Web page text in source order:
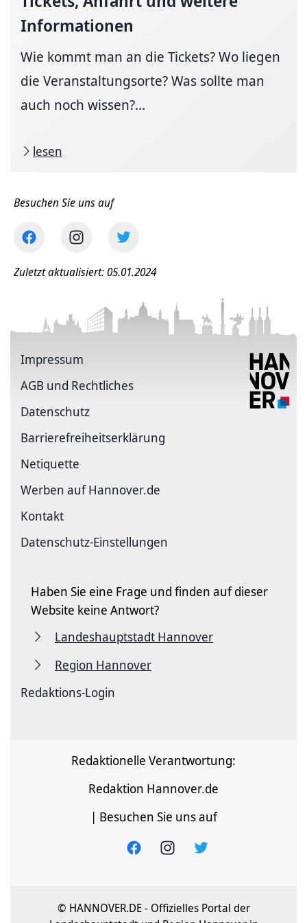
Informationen
Wie kommt man an die Tickets? Wo liegen
die Veranstaltungsorte? Was sollte man
auch noch wissen?...
lesen
Besuchen Sie uns auf
Zuletzt aktualisiert: 05.01.2024
Impressum
AGB und Rechtliches
Datenschutz
Barriere­freiheits­erklärung
Netiquette
Werben auf Hannover.de
Kontakt
Datenschutz-Einstellungen
Haben Sie eine Frage und finden auf dieser
Website keine Antwort?
Landeshauptstadt Hannover
Region Hannover
Redaktions-Login
Redaktionelle Verantwortung:
Redaktion Hannover.de
| Besuchen Sie uns auf
© HANNOVER.DE - Offizielles Portal der